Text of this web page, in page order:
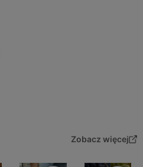
Zobacz więcej